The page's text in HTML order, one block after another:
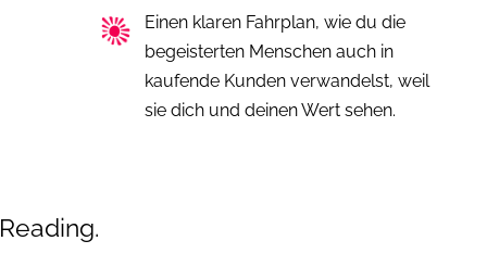
Einen klaren Fahrplan, wie du die
begeisterten Menschen auch in
kaufende Kunden verwandelst, weil
sie dich und deinen Wert sehen.